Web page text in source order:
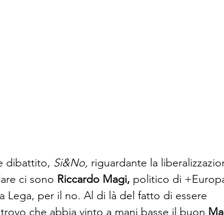
dibattito, Si&No, riguardante la
ci sono Riccardo Magi, politico di
Lega, per il no. Al di là del fatto di essere
che abbia vinto a mani basse il buon